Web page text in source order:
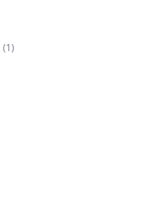
11